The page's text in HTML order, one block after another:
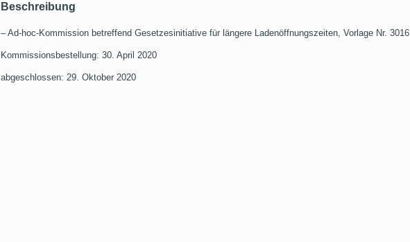
Beschreibung
– Ad-hoc-Kommission betreffend Gesetzesinitiative für längere Ladenöffnungszeiten, Vorlage Nr. 3016
Kommissionsbestellung: 30. April 2020
abgeschlossen: 29. Oktober 2020